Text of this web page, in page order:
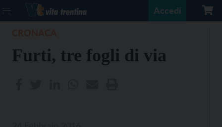
Accedi
Furti, tre fogli di via